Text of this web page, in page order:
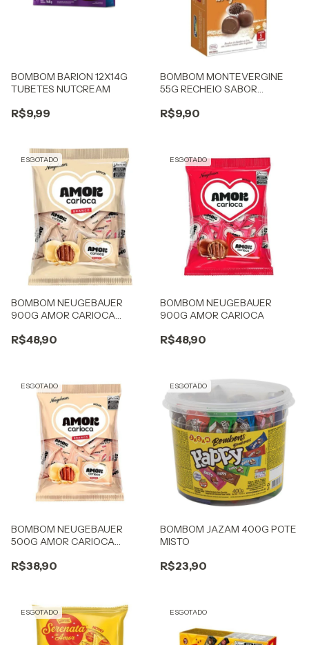
BOMBOM BARION 12X14G
TUBETES NUTCREAM
R$9,99
BOMBOM MONTEVERGINE
55G RECHEIO SABOR
R$9,90
ESGOTADO
BOMBOM NEUGEBAUER
900G AMOR CARIOCA
R$48,90
ESGOTADO
BOMBOM NEUGEBAUER
900G AMOR CARIOCA
R$48,90
ESGOTADO
BOMBOM NEUGEBAUER
500G AMOR CARIOCA
R$38,90
ESGOTADO
BOMBOM JAZAM 400G POTE
MISTO
R$23,90
ESGOTADO ESGOTADO